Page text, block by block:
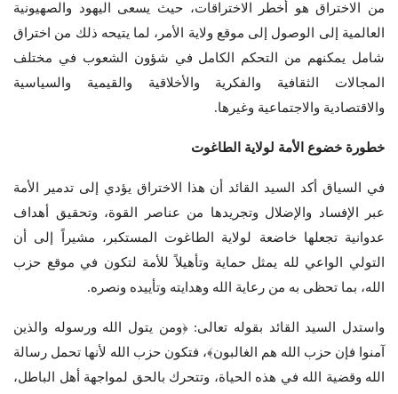
من الاختراق هو أخطر الاختراقات، حيث يسعى اليهود والصهيونية
العالمية إلى الوصول إلى موقع ولاية الأمر، لما يتيحه ذلك من اختراق
شامل يمكنهم من التحكم الكامل في شؤون الشعوب في مختلف
المجالات الثقافية والفكرية والأخلاقية والقيمية والسياسية
والاقتصادية والاجتماعية وغيرها.
خطورة خضوع الأمة لولاية الطاغوت
في السياق أكد السيد القائد أن هذا الاختراق يؤدي إلى تدمير الأمة
عبر الإفساد والإضلال وتجريدها من عناصر القوة، وتحقيق أهداف
عدوانية تجعلها خاضعة لولاية الطاغوت المستكبر، مشيراً إلى أن
التولي الواعي لله يمثل حماية وتأهيلاً للأمة لتكون في موقع حزب
الله، بما تحظى به من رعاية الله وهدايته وتأييده ونصره.
واستدل السيد القائد بقوله تعالى: ﴿ومن يتول الله ورسوله والذين
آمنوا فإن حزب الله هم الغالبون﴾، فتكون حزب الله لأنها تحمل رسالة
الله وقضية الله في هذه الحياة، وتتحرك بالحق لمواجهة أهل الباطل،